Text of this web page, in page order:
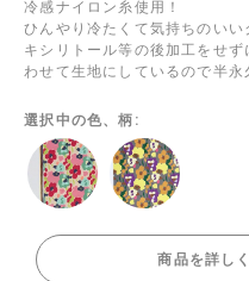
冷感ナイロン糸使用！
ひんやり冷たくて気持ちのい
キシリトール等の後加工をせ
わせて生地にしているので半
選択中の色、柄:
商品を詳し